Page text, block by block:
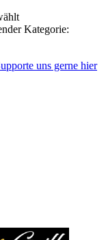
Kategorie:
uns gerne hier